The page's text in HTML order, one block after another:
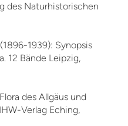
des Naturhistorischen
1939): Synopsis
12 Bände Leipzig,
des Allgäus und
Verlag Eching,